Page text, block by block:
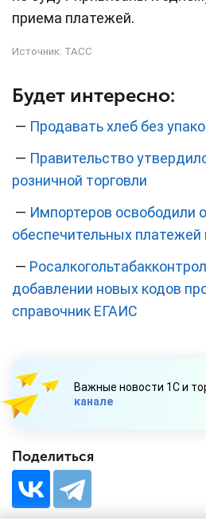
приема платежей.
Источник: ТАСС
Будет интересно:
— Продавать хлеб без
— Правительство
розничной торговли
— Импортеров освободили
обеспечительных
—
добавлении новых кодов
справочник ЕГАИС
Важные новости 1С и
канале
Поделиться